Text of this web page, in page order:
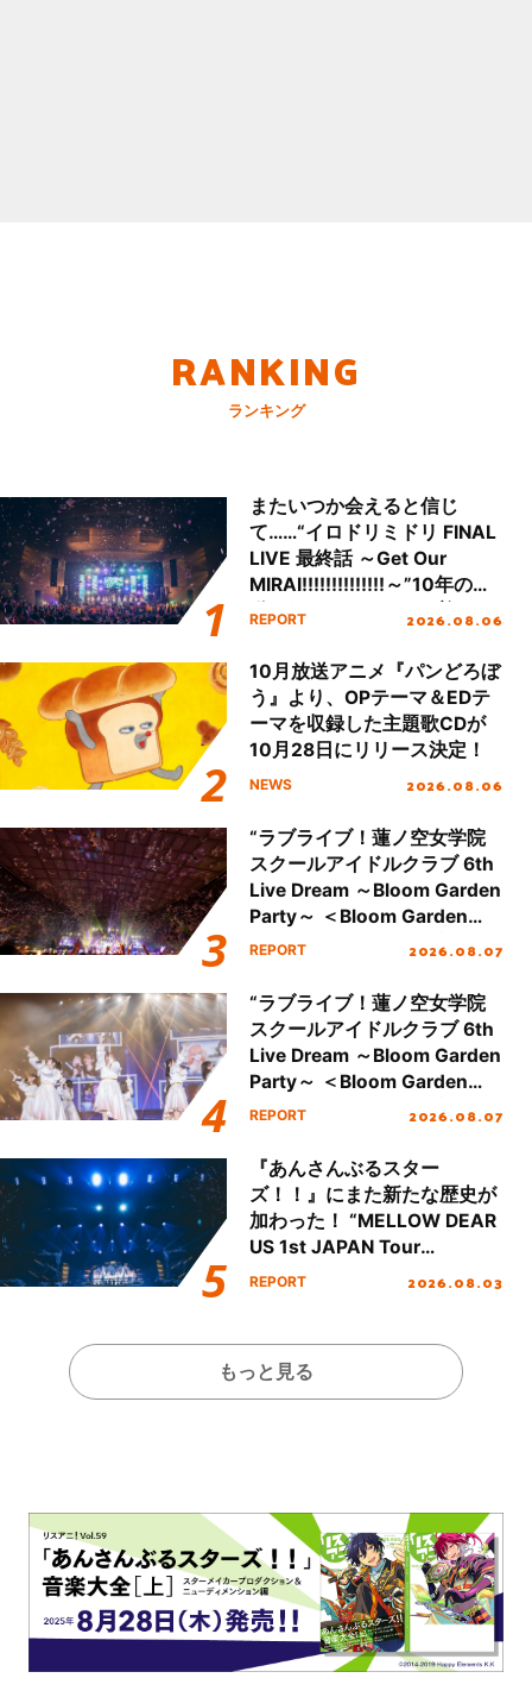
RANKING
ランキング
またいつか会えると信じ
て……“イロドリミドリ FINAL
LIVE 最終話 ～Get Our
MIRAI!!!!!!!!!!!!!!～”10年の活
動を経てファイナルを迎える
REPORT 2026.08.06
10月放送アニメ『パンどろぼ
う』より、OPテーマ＆EDテ
ーマを収録した主題歌CDが
10月28日にリリース決定！
NEWS 2026.08.06
“ラブライブ！蓮ノ空女学院
スクールアイドルクラブ 6th
Live Dream ～Bloom Garden
Party～ ＜Bloom Garden
Party Stage／埼玉公演＞”
REPORT 2026.08.07
“ラブライブ！蓮ノ空女学院
スクールアイドルクラブ 6th
Live Dream ～Bloom Garden
Party～ ＜Bloom Garden
Party Stage／埼玉公演＞”
REPORT 2026.08.07
『あんさんぶるスター
ズ！！』にまた新たな歴史が
加わった！ “MELLOW DEAR
US 1st JAPAN Tour
Final「NICE to meet YOU
REPORT 2026.08.03
もっと見る